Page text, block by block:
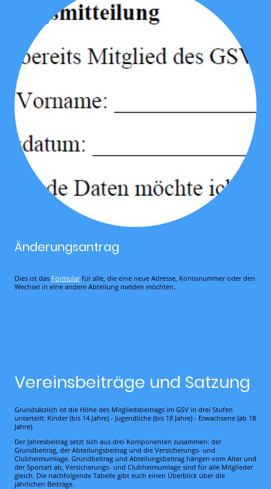
Änderungsantrag
Dies ist das Formularfür alle, die eine neue Adresse, Kontonummer oder den
Wechsel in eine andere Abteilung melden möchten.
Vereinsbeiträge und Satzung
Grundsätzlich ist die Höhe des Mitgliedsbeitrags im GSV in drei Stufen
unterteilt: Kinder (bis 14 Jahre) - Jugendliche (bis 18 Jahre) - Erwachsene (ab 18
Jahre).
Der Jahresbeitrag setzt sich aus drei Komponenten zusammen: der
Grundbeitrag, der Abteilungsbeitrag und die Versicherungs- und
Clubheimumlage. Grundbeitrag und Abteilungsbeitrag hängen vom Alter und
der Sportart ab, Versicherungs- und Clubheimumlage sind für alle Mitglieder
gleich. Die nachfolgende Tabelle gibt euch einen Überblick über die
jährlichen Beiträge.